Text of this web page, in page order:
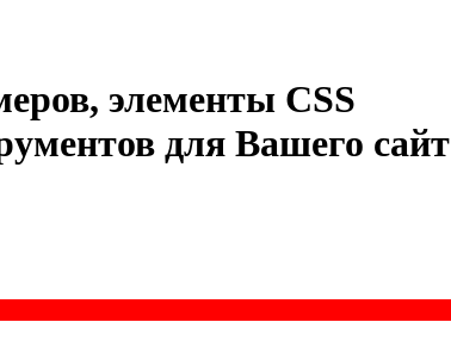
, элементы CSS
для Вашего